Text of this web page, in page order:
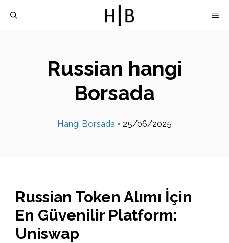
Russian hangi
Borsada
Hangi Borsada • 25/06/2025
Russian Token Alımı İçin
En Güvenilir Platform:
Uniswap